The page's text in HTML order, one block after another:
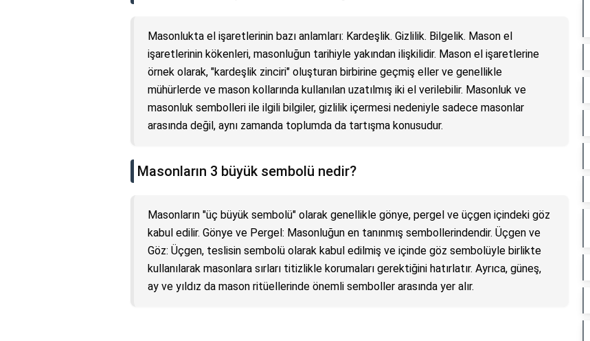
Masonlukta el işaretlerinin bazı anlamları: Kardeşlik. Gizlilik. Bilgelik. Mason el
işaretlerinin kökenleri, masonluğun tarihiyle yakından ilişkilidir. Mason el işaretlerine
örnek olarak, "kardeşlik zinciri" oluşturan birbirine geçmiş eller ve genellikle
mühürlerde ve mason kollarında kullanılan uzatılmış iki el verilebilir. Masonluk ve
masonluk sembolleri ile ilgili bilgiler, gizlilik içermesi nedeniyle sadece masonlar
arasında değil, aynı zamanda toplumda da tartışma konusudur.
Masonların 3 büyük sembolü nedir?
Masonların "üç büyük sembolü" olarak genellikle gönye, pergel ve üçgen içindeki göz
kabul edilir. Gönye ve Pergel: Masonluğun en tanınmış sembollerindendir. Üçgen ve
Göz: Üçgen, teslisin sembolü olarak kabul edilmiş ve içinde göz sembolüyle birlikte
kullanılarak masonlara sırları titizlikle korumaları gerektiğini hatırlatır. Ayrıca, güneş,
ay ve yıldız da mason ritüellerinde önemli semboller arasında yer alır.